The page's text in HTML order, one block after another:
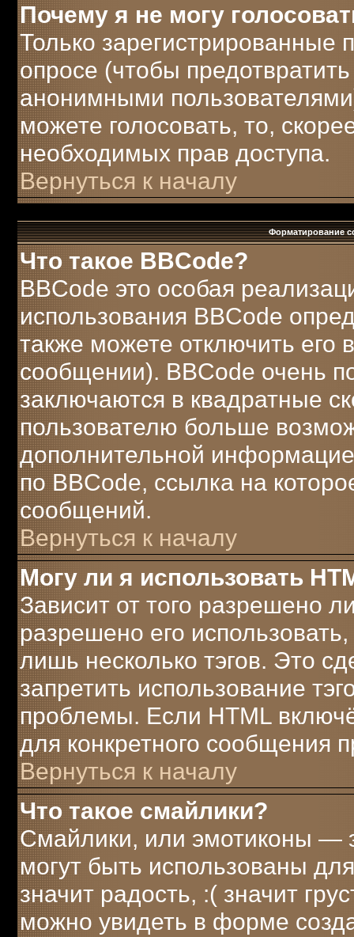
Почему я не могу
Только зарегистрированные
опросе (чтобы
анонимными
можете голосовать, то,
необходимых прав доступа.
Вернуться к началу
Форматирование
Что такое BBCode?
BBCode это особая
использования BBCode
также можете отключить
сообщении). BBCode очень
заключаются в квадратные
пользователю больше
дополнительной
по BBCode, ссылка на
сообщений.
Вернуться к началу
Могу ли я использовать
Зависит от того разрешено
разрешено его
лишь несколько тэгов. Это
запретить использование
проблемы. Если HTML
для конкретного сообщения
Вернуться к началу
Что такое смайлики?
Смайлики, или эмотиконы —
могут быть использованы
значит радость, :( значит
можно увидеть в форме